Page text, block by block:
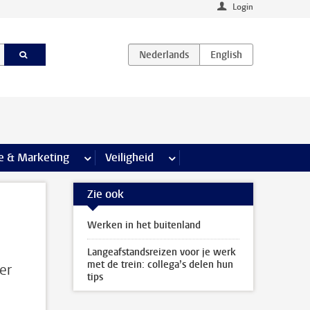
Login
& Marketing meer Communicatie & Marketing pagina’s
Veiligheid meer Veiligheid pagina’s
Zie ook
Werken in het buitenland
Langeafstandsreizen voor je werk
met de trein: collega’s delen hun
tips